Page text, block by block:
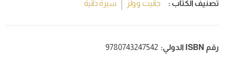
تصنيف الكتاب : جانيت وولز سيرة ذاتية
رقم ISBN الدولي: 9780743247542